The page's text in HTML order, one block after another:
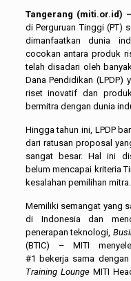
Tangerang (miti.or.id)
di Perguruan Tinggi (PT)
dimanfaatkan dunia
cocokan antara produk
telah disadari oleh
Dana Pendidikan (LPDP)
riset inovatif dan
bermitra dengan dunia
Hingga tahun ini, LPDP
dari ratusan proposal
sangat besar. Hal ini
belum mencapai kriteria
kesalahan pemilihan mitra.
Memiliki semangat yang
di Indonesia dan
penerapan teknologi,
(BTIC) – MITI
#1 bekerja sama dengan
Training LoungeMITI